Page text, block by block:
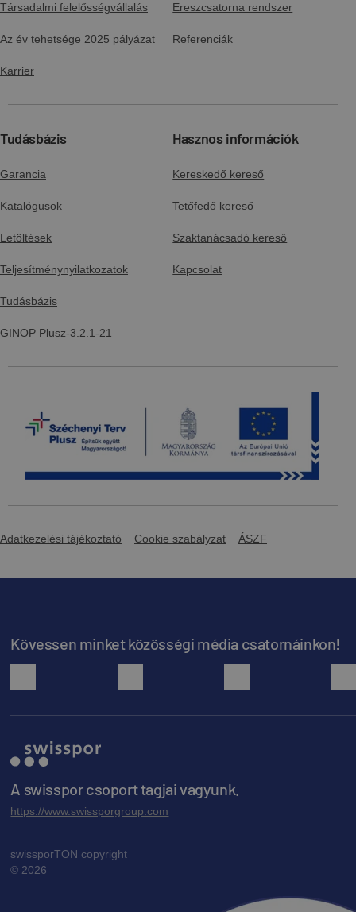
Társadalmi felelősségvállalás
Az év tehetsége 2025 pályázat
Karrier
Ereszcsatorna rendszer
Referenciák
Tudásbázis
Garancia
Katalógusok
Letöltések
Teljesítménynyilatkozatok
Tudásbázis
GINOP Plusz-3.2.1-21
Hasznos információk
Kereskedő kereső
Tetőfedő kereső
Szaktanácsadó kereső
Kapcsolat
Adatkezelési tájékoztató Cookie szabályzat ÁSZF
Kövessen minket közösségi média csatornáinkon!
facebook youtube instagram
A swisspor csoport tagjai vagyunk.
https://www.swissporgroup.com
swissporTON copyright
© 2026